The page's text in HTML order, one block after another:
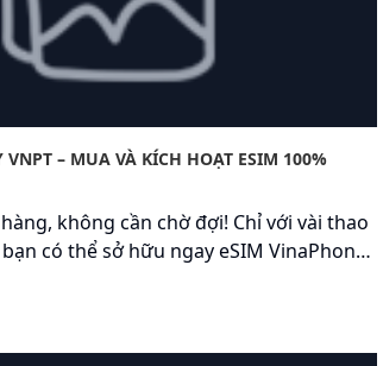
VNPT – MUA VÀ KÍCH HOẠT ESIM 100%
không cần chờ đợi! Chỉ với vài thao
có thể sở hữu ngay eSIM VinaPhone
lợi, an toàn: